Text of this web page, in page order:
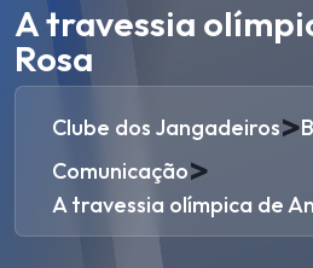
A travessia
Rosa
Clube dos Jangadeiros>
Comunicação>
A travessia olímpica de